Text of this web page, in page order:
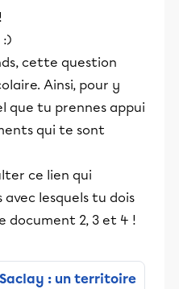
:)
cette question
Ainsi, pour y
que tu prennes appui
qui te sont
ce lien qui
lesquels tu dois
document 2, 3 et 4 !
: un territoire